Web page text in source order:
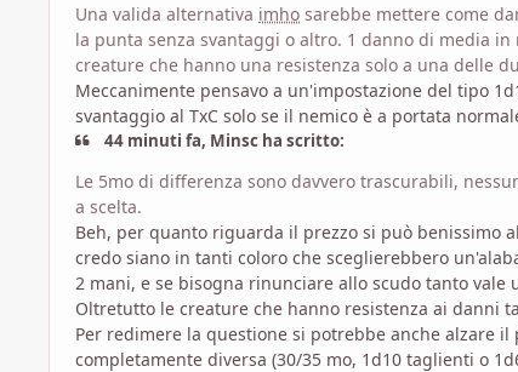
Una valida alternativa imho sarebbe mettere come
la punta senza svantaggi o altro. 1 danno di media
creature che hanno una resistenza solo a una delle
Meccanimente pensavo a un'impostazione del tipo
svantaggio al TxC solo se il nemico è a portata
44 minuti fa, Minsc ha scritto:
Le 5mo di differenza sono davvero trascurabili,
a scelta.
Beh, per quanto riguarda il prezzo si può benissimo
credo siano in tanti coloro che sceglierebbero
2 mani, e se bisogna rinunciare allo scudo tanto
Oltretutto le creature che hanno resistenza ai danni
Per redimere la questione si potrebbe anche alzare
completamente diversa (30/35 mo, 1d10 taglienti o